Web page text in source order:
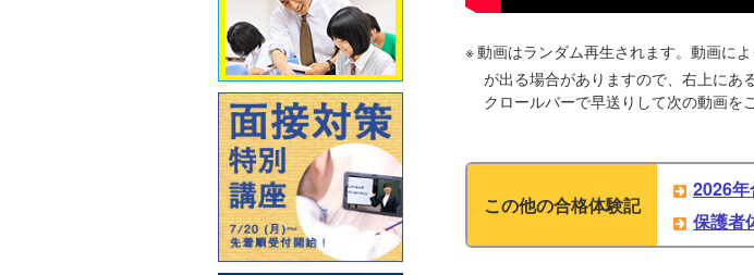
動画はランダム再生されます。動画に
が出る場合がありますので、右上にあ
クロールバーで早送りして次の動画を
この他の合格体験記
2026
保護者